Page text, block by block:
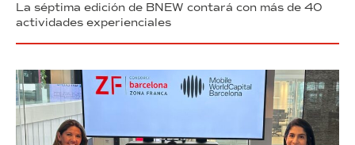
La séptima edición de BNEW contará con más de 40
actividades experienciales